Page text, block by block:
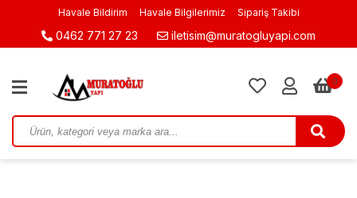
Havale Bildirim Havale Bilgilerimiz Sipariş Takibi
0462 771 27 23 iletisim@muratogluyapi.com
0